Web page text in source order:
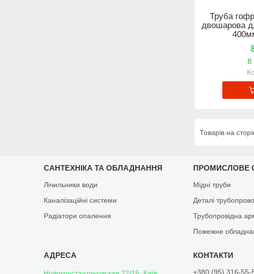
Труба
двошарова
В
САНТЕХНІКА ТА ОБЛАДНАННЯ
Лічильники води
Каналізаційні системи
Радіатори опалення
ПРОМИСЛОВЕ
Мідні труби
Деталі
Трубопровідна
Пожежне
+380 (95) 316-55-